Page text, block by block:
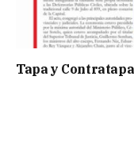
Tapa y